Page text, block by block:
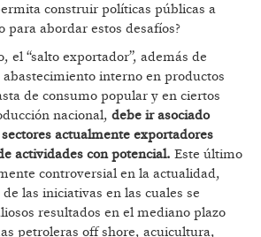
construir políticas públicas a
para abordar estos desafíos?
el “salto exportador”, además de
interno en productos
de consumo popular y en ciertos
nacional, debe ir asociado
actualmente exportadores
actividades con potencial. Este último
controversial en la actualidad,
las iniciativas en las cuales se
resultados en el mediano plazo
petroleras off shore, acuicultura,